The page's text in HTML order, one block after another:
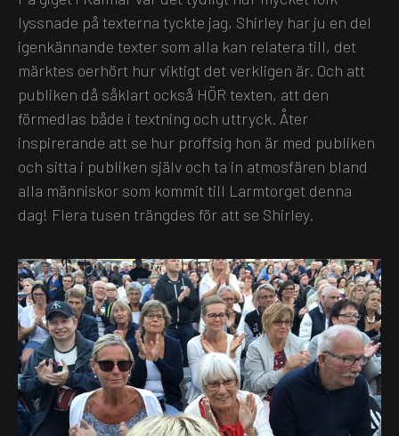
lyssnade på texterna tyckte jag, Shirley har ju en del
igenkännande texter som alla kan relatera till, det
märktes oerhört hur viktigt det verkligen är. Och att
publiken då såklart också HÖR texten, att den
förmedlas både i textning och uttryck. Åter
inspirerande att se hur proffsig hon är med publiken
och sitta i publiken själv och ta in atmosfären bland
alla människor som kommit till Larmtorget denna
dag! Flera tusen trängdes för att se Shirley.